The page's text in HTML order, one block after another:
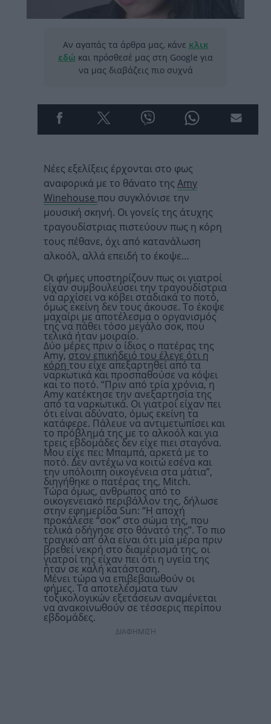
Αν αγαπάς τα άρθρα μας, κάνε κλικ
εδώ και πρόσθεσέ μας στη Google για
να μας διαβάζεις πιο συχνά
Νέες εξελίξεις έρχονται στο φως
αναφορικά με το θάνατο της Amy
Winehouse που συγκλόνισε την
μουσική σκηνή. Οι γονείς της άτυχης
τραγουδίστριας πιστεύουν πως η κόρη
τους πέθανε, όχι από κατανάλωση
αλκοόλ, αλλά επειδή το έκοψε…
Οι φήμες υποστηρίζουν πως οι γιατροί
είχαν συμβουλεύσει την τραγουδίστρια
να αρχίσει να κόβει σταδιακά το ποτό,
όμως εκείνη δεν τους άκουσε. Το έκοψε
μαχαίρι με αποτέλεσμα ο οργανισμός
της να πάθει τόσο μεγάλο σοκ, που
τελικά ήταν μοιραίο.
Δύο μέρες πριν ο ίδιος ο πατέρας της
Amy, στον επικήδειό του έλεγε ότι η
κόρη του είχε απεξαρτηθεί από τα
ναρκωτικά και προσπαθούσε να κόψει
και το ποτό. “Πριν από τρία χρόνια, η
Amy κατέκτησε την ανεξαρτησία της
από τα ναρκωτικά. Οι γιατροί είχαν πει
ότι είναι αδύνατο, όμως εκείνη τα
κατάφερε. Πάλευε να αντιμετωπίσει και
το πρόβλημά της με το αλκοόλ και για
τρεις εβδομάδες δεν είχε πιει σταγόνα.
Μου είχε πει: Μπαμπά, αρκετά με το
ποτό. Δεν αντέχω να κοιτώ εσένα και
την υπόλοιπη οικογένεια στα μάτια”,
διηγήθηκε ο πατέρας της, Mitch.
Τώρα όμως, ανθρωπος από το
οικογενειακό περιβάλλον της, δήλωσε
στην εφημερίδα Sun: “Η αποχή
προκάλεσε “σοκ” στο σώμα της, που
τελικά οδήγησε στο θάνατό της”. Το πιο
τραγικό απ’ όλα είναι ότι μία μέρα πριν
βρεθεί νεκρή στο διαμέρισμά της, οι
γιατροί της είχαν πει ότι η υγεία της
ήταν σε καλή κατάσταση.
Μένει τώρα να επιβεβαιωθούν οι
φήμες. Τα αποτελέσματα των
τοξικολογικών εξετάσεων αναμένεται
να ανακοινωθούν σε τέσσερις περίπου
εβδομάδες.
ΔΙΑΦΗΜΙΣΗ